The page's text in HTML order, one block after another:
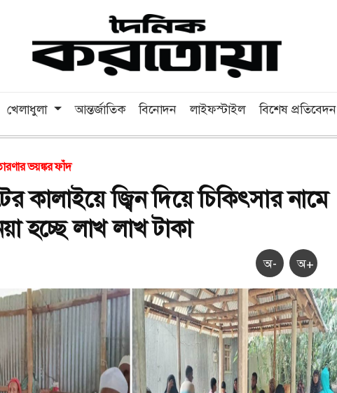
খেলাধুলা আন্তর্জাতিক বিনোদন লাইফস্টাইল বিশেষ প্রতিবেদন
ভয়ঙ্কর ফাঁদ
কালাইয়ে জ্বিন দিয়ে চিকিৎসার নামে
হচ্ছে লাখ লাখ টাকা
অ- অ+